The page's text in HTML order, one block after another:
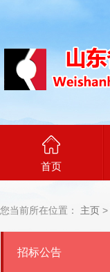
首页
您当前所在位置： 主页 >
招标公告